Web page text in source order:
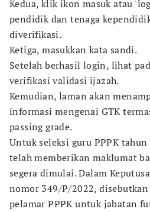
Kedua, klik ikon masuk atau
pendidik dan tenaga
diverifikasi.
Ketiga, masukkan kata sandi.
Setelah berhasil login, lihat
verifikasi validasi ijazah.
Kemudian, laman akan
informasi mengenai GTK
passing grade.
Untuk seleksi guru PPPK
telah memberikan maklumat
segera dimulai. Dalam
nomor 349/P/2022, disebutkan
pelamar PPPK untuk jabatan